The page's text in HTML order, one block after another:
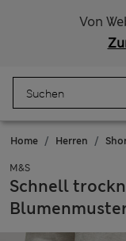
Von
Home Herren
M&S
Schnell